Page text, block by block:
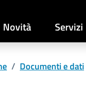
Novità Servizi
/ Documenti e dati